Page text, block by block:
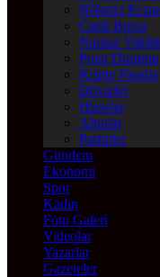
Nöbetçi
Canlı Borsa
Namaz
Puan Durumu
Kripto Paralar
Dövizler
Hisseler
Altınlar
Pariteler
Gündem
Ekonomi
Spor
Kadın
Foto Galeri
Videolar
Yazarlar
Gazeteler